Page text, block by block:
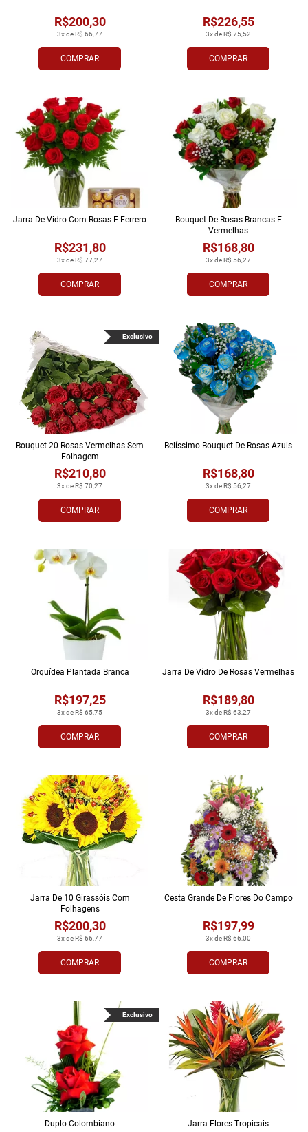
COMPRAR
3x de R$ 66,77
R$200,30
COMPRAR
3x de R$ 75,52
R$226,55
COMPRAR
3x de R$ 77,27
R$231,80
Jarra De Vidro Com Rosas E Ferrero
COMPRAR
3x de R$ 56,27
R$168,80
Bouquet De Rosas Brancas E
Vermelhas
COMPRAR
3x de R$ 70,27
R$210,80
Bouquet 20 Rosas Vermelhas Sem
Folhagem
Exclusivo
COMPRAR
3x de R$ 56,27
R$168,80
Belíssimo Bouquet De Rosas Azuis
COMPRAR
3x de R$ 65,75
R$197,25
Orquídea Plantada Branca
COMPRAR
3x de R$ 63,27
R$189,80
Jarra De Vidro De Rosas Vermelhas
COMPRAR
3x de R$ 66,77
R$200,30
Jarra De 10 Girassóis Com
Folhagens
COMPRAR
3x de R$ 66,00
R$197,99
Cesta Grande De Flores Do Campo
Duplo Colombiano
Exclusivo
Jarra Flores Tropi­cais